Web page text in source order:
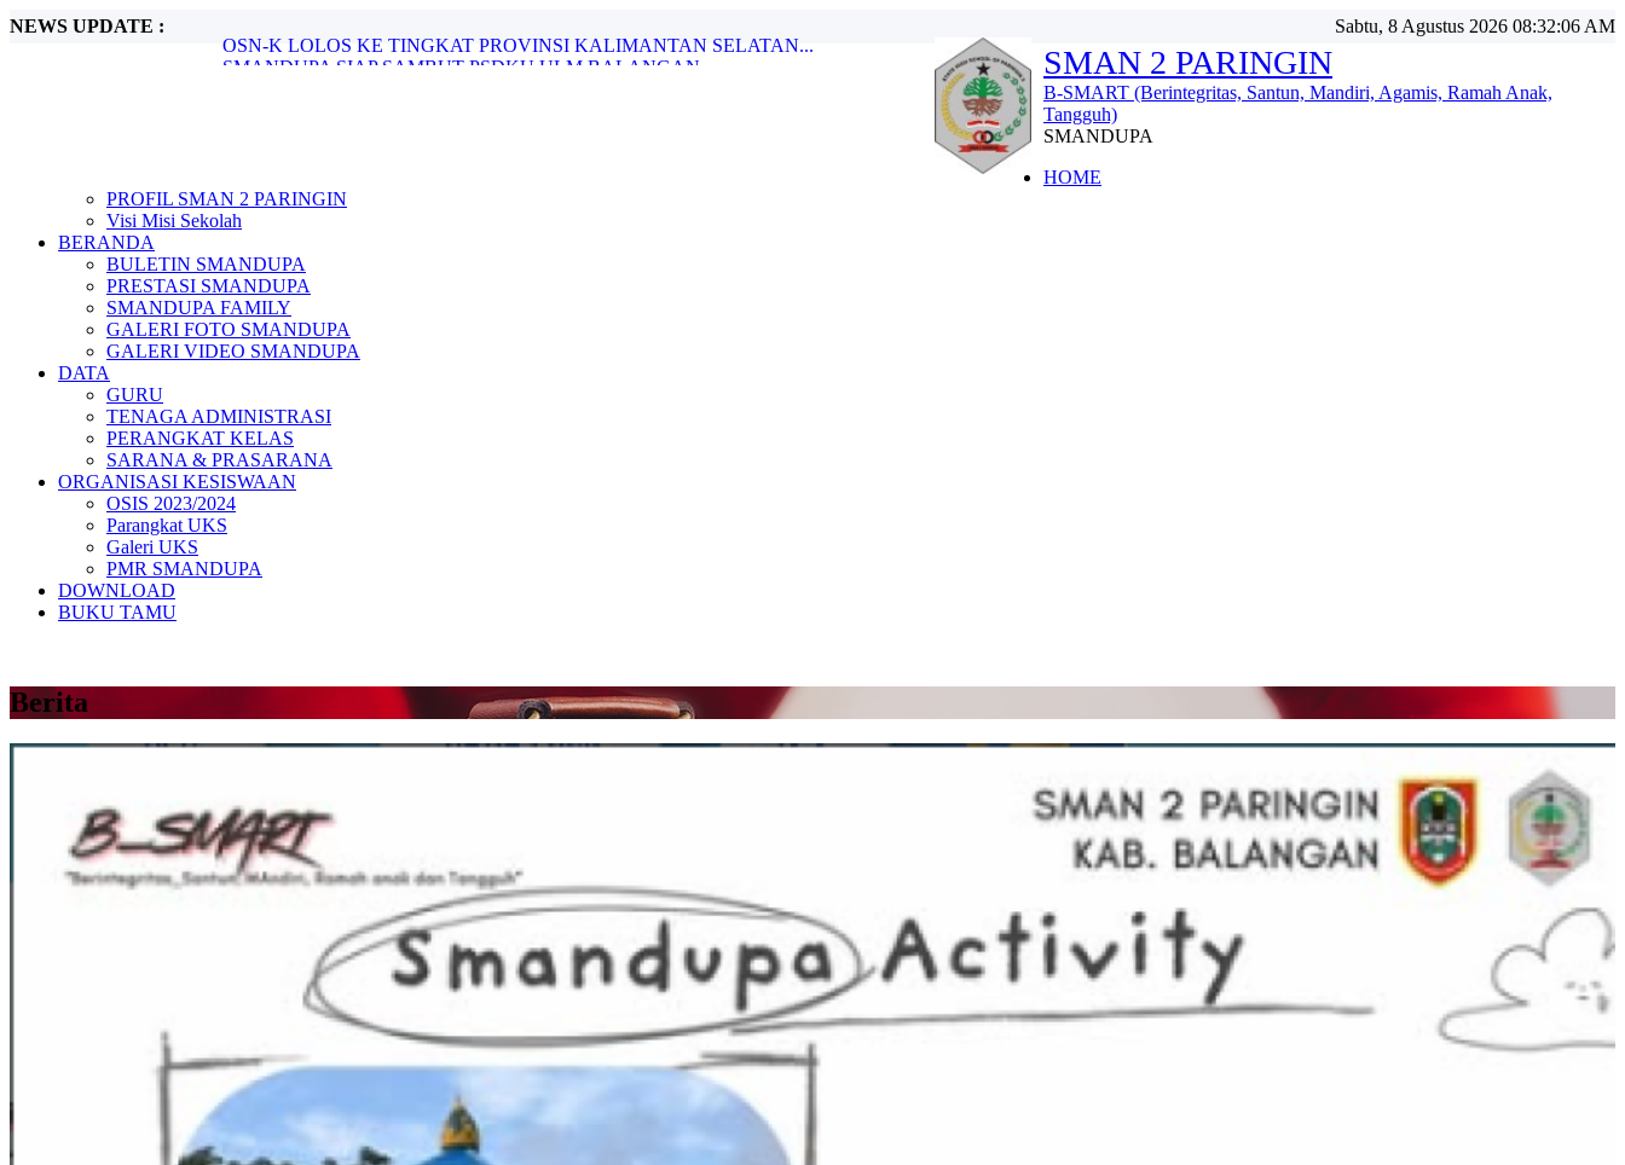
NEWS UPDATE :
SMANDUPA SIAP SAMBUT PSDKU ULM BALANGAN...
Rapat Akhir Semester Genap Smandupa...
STATISTIK PRESTASI MURID SMAN 2 PARINGIN TAHUN 2025...
OSN-K LOLOS KE TINGKAT PROVINSI KALIMANTAN SELATAN...
Sabtu, 8 Agustus 2026 08:32:07 AM
SMAN 2 PARINGIN
B-SMART (Berintegritas, Santun, Mandiri, Agamis, Ramah Anak,
Tangguh)
SMANDUPA
HOME
PROFIL SMAN 2 PARINGIN
Visi Misi Sekolah
BERANDA
BULETIN SMANDUPA
PRESTASI SMANDUPA
SMANDUPA FAMILY
GALERI FOTO SMANDUPA
GALERI VIDEO SMANDUPA
DATA
GURU
TENAGA ADMINISTRASI
PERANGKAT KELAS
SARANA & PRASARANA
ORGANISASI KESISWAAN
OSIS 2023/2024
Parangkat UKS
Galeri UKS
PMR SMANDUPA
DOWNLOAD
BUKU TAMU
Berita